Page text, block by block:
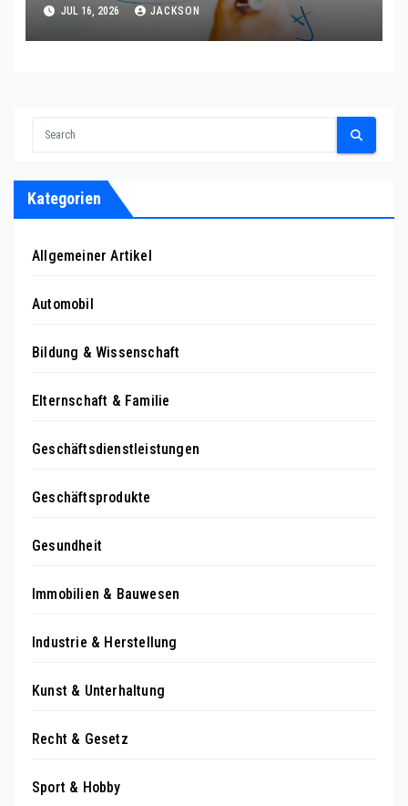
JUL 16, 2026 JACKSON
Kategorien
Allgemeiner Artikel
Automobil
Bildung & Wissenschaft
Elternschaft & Familie
Geschäftsdienstleistungen
Geschäftsprodukte
Gesundheit
Immobilien & Bauwesen
Industrie & Herstellung
Kunst & Unterhaltung
Recht & Gesetz
Sport & Hobby